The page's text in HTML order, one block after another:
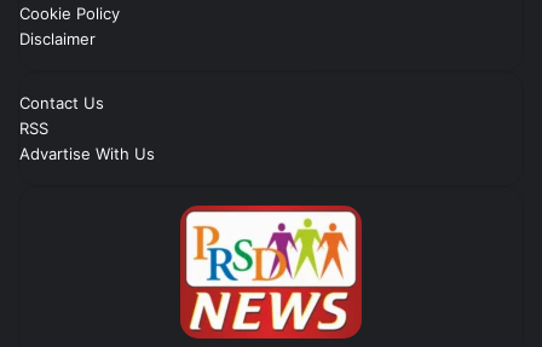
Cookie Policy
Disclaimer
Contact Us
RSS
Advartise With Us